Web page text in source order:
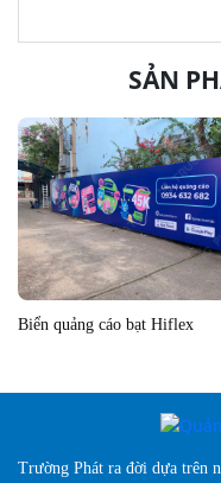
SẢN
Biển quảng cáo bạt Hiflex
Trường Phát ra đời dựa trên